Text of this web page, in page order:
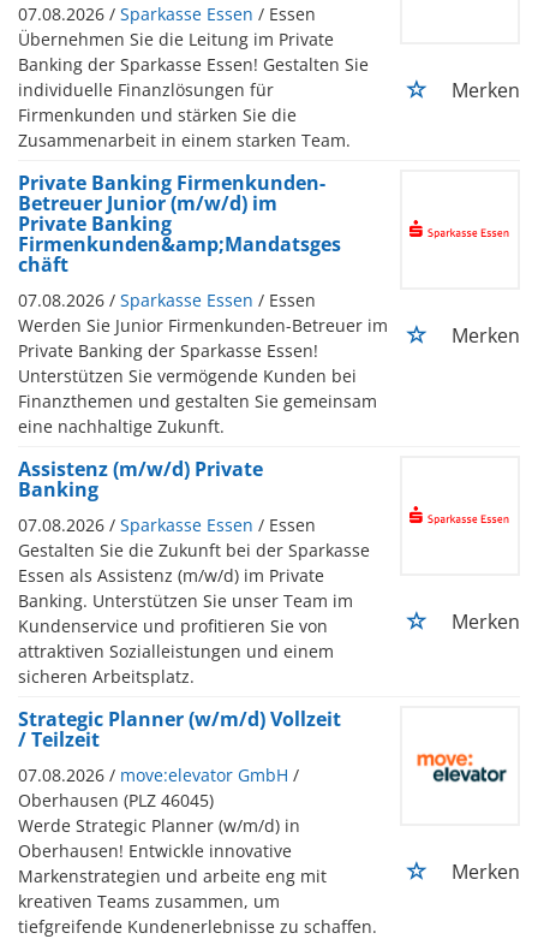
07.08.2026 / Sparkasse Essen / Essen
Übernehmen Sie die Leitung im Private
Banking der Sparkasse Essen! Gestalten Sie
individuelle Finanzlösungen für
Firmenkunden und stärken Sie die
Zusammen­arbeit in einem starken Team.
Merken
Private Banking Firmenkunden-
Betreuer Junior (m/w/d) im
Private Banking
Firmenkunden&amp;Mandatsges
chäft
07.08.2026 / Sparkasse Essen / Essen
Werden Sie Junior Firmenkunden-Betreuer im
Private Banking der Sparkasse Essen!
Unterstützen Sie vermögende Kunden bei
Finanzthemen und gestalten Sie gemeinsam
eine nachhaltige Zukunft.
Merken
Assistenz (m/w/d) Private
Banking
07.08.2026 / Sparkasse Essen / Essen
Gestalten Sie die Zukunft bei der Sparkasse
Essen als Assistenz (m/w/d) im Private
Banking. Unterstützen Sie unser Team im
Kundenservice und profitieren Sie von
attraktiven Sozialleistungen und einem
sicheren Arbeitsplatz.
Merken
Strategic Planner (w/m/d) Vollzeit
/ Teilzeit
07.08.2026 / move:elevator GmbH /
Oberhausen (PLZ 46045)
Werde Strategic Planner (w/m/d) in
Oberhausen! Entwickle innovative
Markenstrategien und arbeite eng mit
kreativen Teams zusammen, um
tiefgreifende Kundenerlebnisse zu schaffen.
Merken